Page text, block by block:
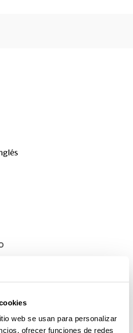
web se usan para personalizar
ofrecer funciones de redes
de Letras